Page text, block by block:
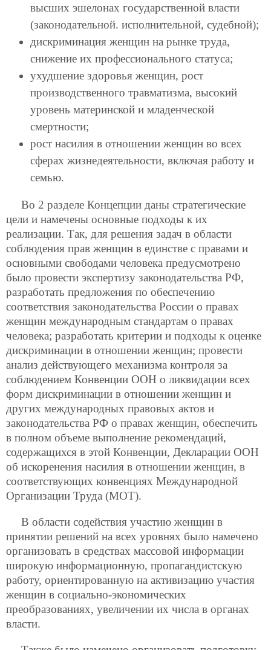
высших эшелонах государственной власти
(законодательной. исполнительной, судебной);
дискриминация женщин на рынке труда,
снижение их профессионального статуса;
ухудшение здоровья женщин, рост
производственного травматизма, высокий
уровень материнской и младенческой
смертности;
рост насилия в отношении женщин во всех
сферах жизнедеятельности, включая работу и
семью.
Во 2 разделе Концепции даны стратегические
цели и намечены основные подходы к их
реализации. Так, для решения задач в области
соблюдения прав женщин в единстве с правами и
основными свободами человека предусмотрено
было провести экспертизу законодательства РФ,
разработать предложения по обеспечению
соответствия законодательства России о правах
женщин международным стандартам о правах
человека; разработать критерии и подходы к оценке
дискриминации в отношении женщин; провести
анализ действующего механизма контроля за
соблюдением Конвенции ООН о ликвидации всех
форм дискриминации в отношении женщин и
других международных правовых актов и
законодательства РФ о правах женщин, обеспечить
в полном объеме выполнение рекомендаций,
содержащихся в этой Конвенции, Декларации ООН
об искоренения насилия в отношении женщин, в
соответствующих конвенциях Международной
Организации Труда (МОТ).
В области содействия участию женщин в
принятии решений на всех уровнях было намечено
организовать в средствах массовой информации
широкую информационную, пропагандистскую
работу, ориентированную на активизацию участия
женщин в социально-экономических
преобразованиях, увеличении их числа в органах
власти.